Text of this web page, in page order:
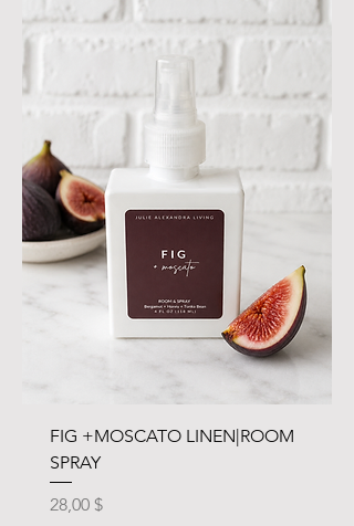
FIG +MOSCATO LINEN|ROOM
SPRAY
Preis
28,00 $